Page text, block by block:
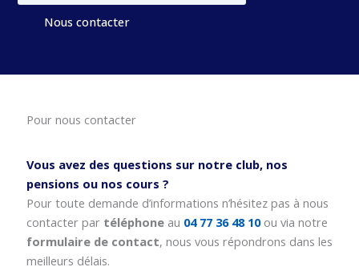
Nous contacter
Pour nous contacter
Vous avez des questions sur notre club, nos
pensions ou nos cours ?
Pour toute demande d’informations n’hésitez pas à nous
contacter par téléphoneau 04 77 36 48 10 ou via notre
formulaire de contact, nous vous répondrons dans les
meilleurs délais.